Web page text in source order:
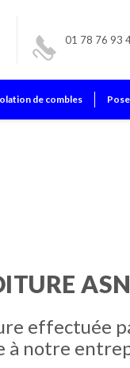
01 78 76 93
de combles
effectuée
à notre